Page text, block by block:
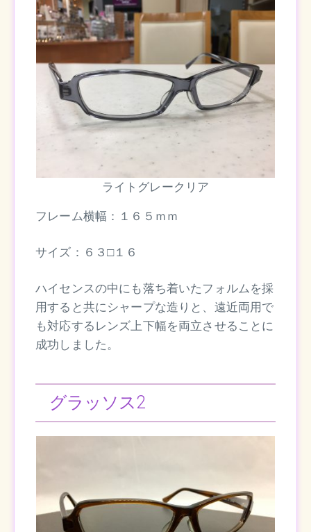
ライトグレークリア
フレーム横幅：１６５ｍｍ
サイズ：６３□１６
ハイセンスの中にも落ち着いたフォルムを採
用すると共にシャープな造りと、遠近両用で
も対応するレンズ上下幅を両立させることに
成功しました。
グラッソス2